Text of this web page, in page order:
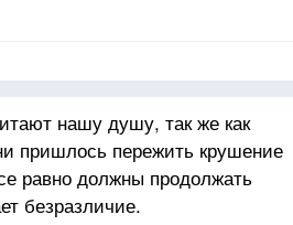
нашу душу, так же как
пришлось пережить крушение
равно должны продолжать
безразличие.